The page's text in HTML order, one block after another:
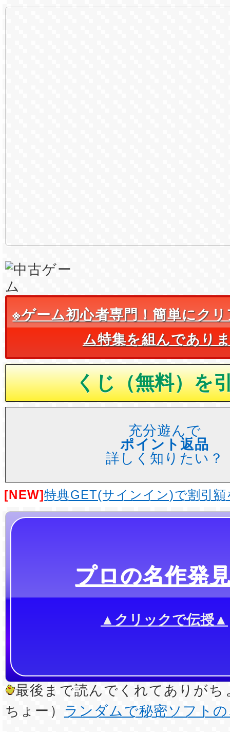
※ゲーム初心者専門！簡単にク
ム特集を組んであり
充分遊んで
ポイント返品
詳しく知りたい？
[NEW]特典GET(サインイン)で割引
プロの名作発
▲クリックで伝授▲
最後まで読んでくれてありがち
ちょー）
ランダムで秘密ソフト